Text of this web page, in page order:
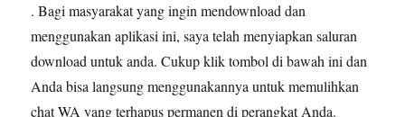
. Bagi masyarakat yang ingin mendownload dan
menggunakan aplikasi ini, saya telah menyiapkan saluran
download untuk anda. Cukup klik tombol di bawah ini dan
Anda bisa langsung menggunakannya untuk memulihkan
chat WA yang terhapus permanen di perangkat Anda.